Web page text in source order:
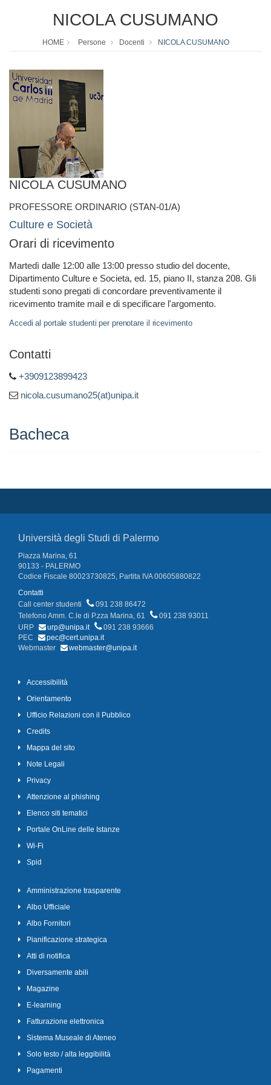
NICOLA CUSUMANO
HOME Persone Docenti NICOLA CUSUMANO
NICOLA CUSUMANO
PROFESSORE ORDINARIO (STAN-01/A)
Culture e Società
Orari di ricevimento
Martedì dalle 12:00 alle 13:00 presso studio del docente,
Dipartimento Culture e Societa, ed. 15, piano II, stanza 208. Gli
studenti sono pregati di concordare preventivamente il
ricevimento tramite mail e di specificare l'argomento.
Accedi al portale studenti per prenotare il ricevimento
Contatti
+3909123899423
nicola.cusumano25(at)unipa.it
Bacheca
Università degli Studi di Palermo
Piazza Marina, 61
90133 - PALERMO
Codice Fiscale 80023730825, Partita IVA 00605880822
Contatti
Call center studenti
091 238 86472
Telefono Amm. C.le di P.zza Marina, 61
091 238 93011
URP
urp@unipa.it
091 238 93666
PEC
pec@cert.unipa.it
Webmaster
webmaster@unipa.it
Accessibilità
Orientamento
Ufficio Relazioni con il Pubblico
Credits
Mappa del sito
Note Legali
Privacy
Attenzione al phishing
Elenco siti tematici
Portale OnLine delle Istanze
Wi-Fi
Spid
Amministrazione trasparente
Albo Ufficiale
Albo Fornitori
Pianificazione strategica
Atti di notifica
Diversamente abili
Magazine
E-learning
Fatturazione elettronica
Sistema Museale di Ateneo
Solo testo / alta leggibilità
Pagamenti